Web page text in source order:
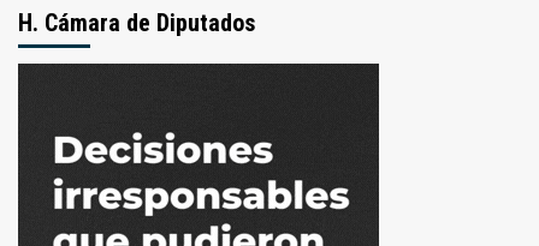
H. Cámara de Diputados